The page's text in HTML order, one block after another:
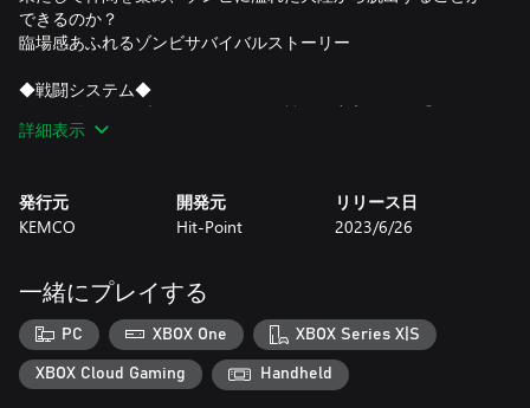
できるのか？
臨場感あふれるゾンビサバイバルストーリー
◆戦闘システム◆
画面に動き回るゾンビにぶつかると戦闘に突入する、『シンボ
ルエンカウント』システムの『ターン制コマンドバトル』
毎ターン、ジワジワとゾンビは近寄ってくる。
か。
その選択と決断で、ゾンビの脳天を撃ち抜こう！
◆ゾンビとドット◆
ゾンビでワクワクする要素をハイクオリティな『ドット絵』で
描き切った、拘りに溢れた本作品。
詳細表示
発行元
KEMCO
開発元
Hit-Point
リリース日
2023/6/26
一緒にプレイする
PC XBOX One XBOX Series X|S
XBOX Cloud Gaming Handheld